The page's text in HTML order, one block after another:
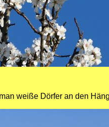
weiße Dörfer an den